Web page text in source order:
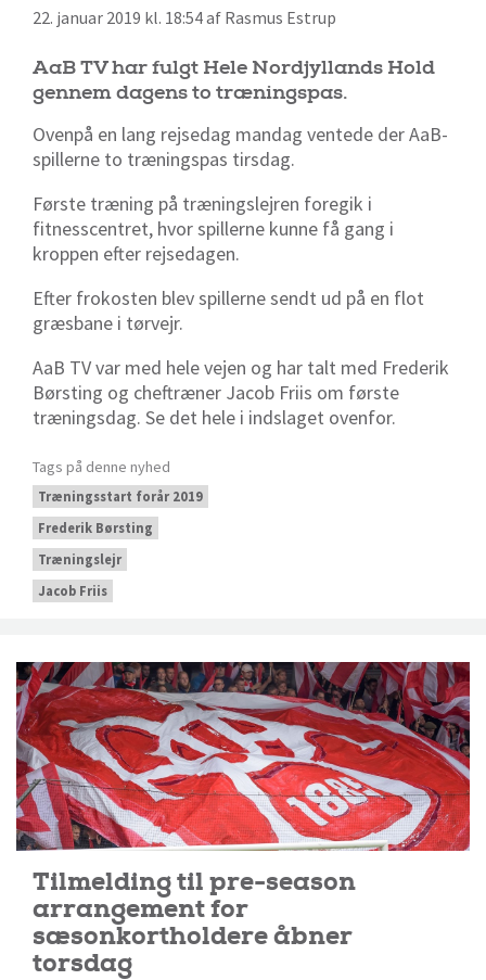
22. januar 2019 kl. 18:54 af Rasmus Estrup
AaB TV har fulgt Hele Nordjyllands Hold
gennem dagens to træningspas.
Ovenpå en lang rejsedag mandag ventede der AaB-
spillerne to træningspas tirsdag.
Første træning på træningslejren foregik i
fitnesscentret, hvor spillerne kunne få gang i
kroppen efter rejsedagen.
Efter frokosten blev spillerne sendt ud på en flot
græsbane i tørvejr.
AaB TV var med hele vejen og har talt med Frederik
Børsting og cheftræner Jacob Friis om første
træningsdag. Se det hele i indslaget ovenfor.
Tags på denne nyhed
Træningsstart forår 2019
Frederik Børsting
Træningslejr
Jacob Friis
Tilmelding til pre-season
arrangement for
sæsonkortholdere åbner
torsdag